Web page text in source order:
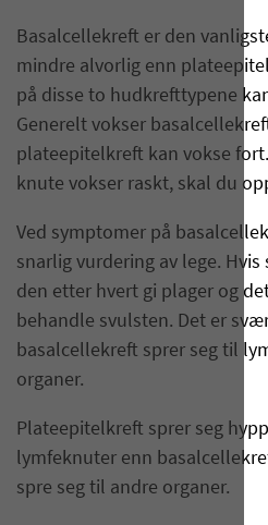
Basalcellekreft er den
mindre alvorlig enn
på disse to hudkrefttypene
Generelt vokser
plateepitelkreft kan vokse
knute vokser raskt, skal du
Ved symptomer på
snarlig vurdering av lege.
den etter hvert gi plager og
behandle svulsten. Det er
basalcellekreft sprer seg til
organer.
Plateepitelkreft sprer seg
lymfeknuter enn
spre seg til andre organer.